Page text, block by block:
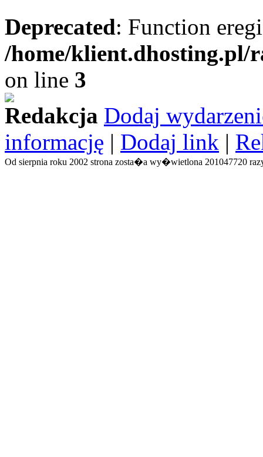
Deprecated: Function
/home/
on line 3
Redakcja Dodaj
informację | Dodaj link |
Od sierpnia roku 2002 strona zosta�a wy�wietlona 201047720